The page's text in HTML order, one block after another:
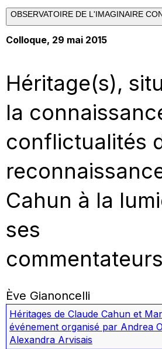
OBSERVATOIRE DE L'IMAGINAIRE
Colloque, 29 mai 2015
Héritage(s),
la
conflictualités
Cahun à la
ses
Ève Gianoncelli
Héritages de Claude Cahun et
événement organisé par Andrea
Alexandra Arvisais